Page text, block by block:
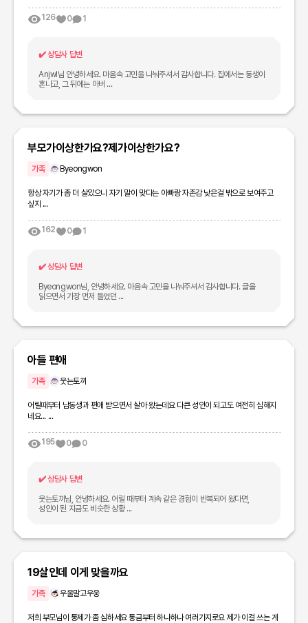
126 0 1
✔️상담사 답변
Anjwl님 안녕하세요. 마음속 고민을 나눠주셔서 감사합니다. 집에서는 동생이
혼나고, 그 뒤에는 아버 ...
부모가이상한가요?제가이상한가요?
가족 Byeongwon
항상 자기가 좀 더 살았으니 자기 말이 맞다는 아빠랑 자존감 낮은걸 밖으로 보여주고
싶지 ...
162 0 1
✔️상담사 답변
Byeongwon님, 안녕하세요. 마음속 고민을 나눠주셔서 감사합니다. 글을
읽으면서 가장 먼저 들었던 ...
아들 편애
가족 웃는토끼
어릴때부터 남동생과 편애 받으면서 살아 왔는데요 다큰 성인이 되고도 여전히 심해지
네요... ...
195 0 0
✔️상담사 답변
웃는토끼님, 안녕하세요. 어릴 때부터 계속 같은 경험이 반복되어 왔다면,
성인이 된 지금도 비슷한 상황 ...
19살인데 이게 맞을까요
가족 우울말고우웅
저희 부모님이 통제가 좀 심하세요 통금부터 하나하나 여러가지로요 제가 이걸 쓰는 게